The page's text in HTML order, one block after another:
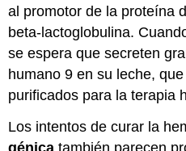
al promotor de la proteína
beta-lactoglobulina.
se espera que secreten
humano 9 en su leche,
purificados para la terapia
Los intentos de curar la